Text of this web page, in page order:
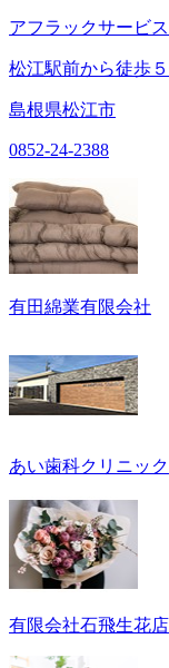
アフラックサービ
松江駅前から徒歩
島根県松江市
0852-24-2388
有田綿業有限会社
あい歯科クリニック
有限会社石飛生花店